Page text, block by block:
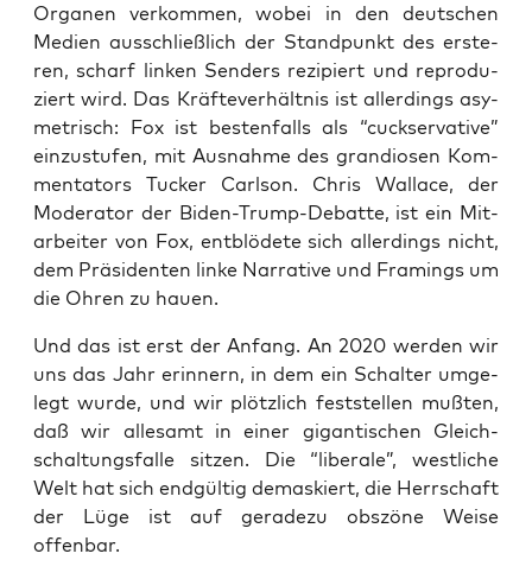
Orga­nen ver­kom­men, wobei in den deut­schen
Medi­en aus­schließ­lich der Stand­punkt des ers­te­
ren, scharf lin­ken Sen­ders rezi­piert und repro­du­
ziert wird. Das Kräf­te­ver­hält­nis ist aller­dings asy­
m­e­trisch: Fox ist bes­ten­falls als “cuck­ser­va­ti­ve”
ein­zu­stu­fen, mit Aus­nah­me des gran­dio­sen Kom­
men­ta­tors Tucker Carlson. Chris Wal­lace, der
Mode­ra­tor der Biden-Trump-Debat­te, ist ein Mit­
ar­bei­ter von Fox, ent­blö­de­te sich aller­dings nicht,
dem Prä­si­den­ten lin­ke Nar­ra­ti­ve und Framings um
die Ohren zu hauen.
Und das ist erst der Anfang. An 2020 wer­den wir
uns das Jahr erin­nern, in dem ein Schal­ter umge­
legt wur­de, und wir plötz­lich fest­stel­len muß­ten,
daß wir alle­samt in einer gigan­ti­schen Gleich­
schal­tungs­fal­le sit­zen. Die “libe­ra­le”, west­li­che
Welt hat sich end­gül­tig demas­kiert, die Herr­schaft
der Lüge ist auf gera­de­zu obs­zö­ne Wei­se
offenbar.